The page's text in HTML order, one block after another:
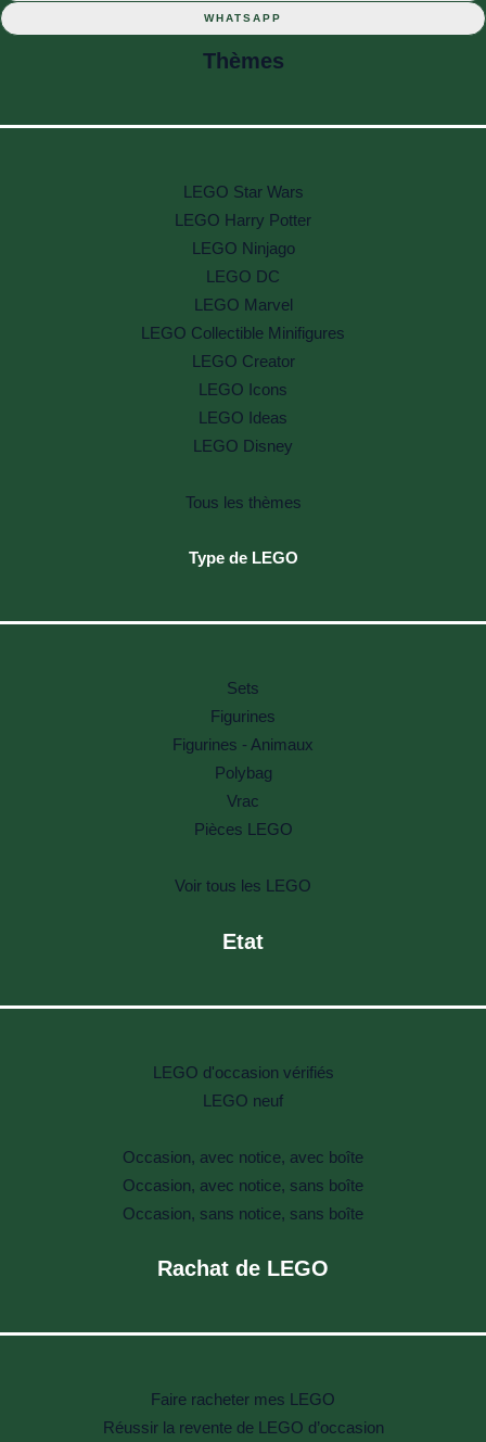
WHATSAPP
Thèmes
LEGO Star Wars
LEGO Harry Potter
LEGO Ninjago
LEGO DC
LEGO Marvel
LEGO Collectible Minifigures
LEGO Creator
LEGO Icons
LEGO Ideas
LEGO Disney
Tous les thèmes
Type de LEGO
Sets
Figurines
Figurines - Animaux
Polybag
Vrac
Pièces LEGO
Voir tous les LEGO
Etat
LEGO d'occasion vérifiés
LEGO neuf
Occasion, avec notice, avec boîte
Occasion, avec notice, sans boîte
Occasion, sans notice, sans boîte
Rachat de LEGO
Faire racheter mes LEGO
Réussir la revente de LEGO d’occasion